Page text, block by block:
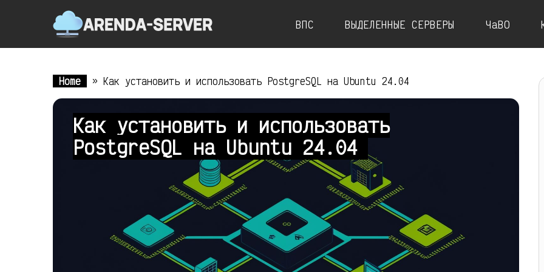
ВПС ВЫДЕЛЕННЫЕ СЕРВЕРЫ ЧаВО
Home » Как установить и использовать PostgreSQL на Ubuntu 24.04
Как установить и использовать
PostgreSQL на Ubuntu 24.04